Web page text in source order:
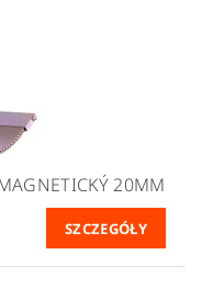
20MM
SZCZEGÓŁY